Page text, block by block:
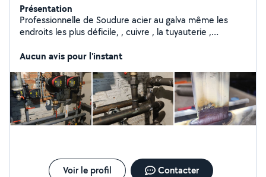
Présentation
Professionnelle de Soudure acier au galva même les
endroits les plus déficile, , cuivre , la tuyauterie ,
pour le chauffage, réparation les fuite
Aucun avis pour l'instant
Voir le profil Contacter